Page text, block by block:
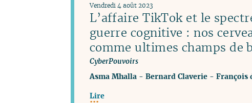
L’affaire TikTok et le
guerre cognitive : nos
comme ultimes champs de
CyberPouvoirs
Vendredi 4 août 2023
Asma Mhalla- Bernard Claverie- François
Lire